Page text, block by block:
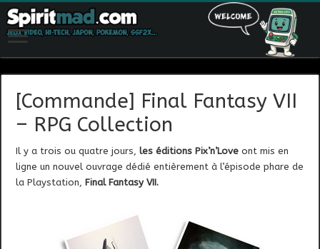
[Commande] Final Fantasy VII
– RPG Collection
Il y a trois ou quatre jours,les éditions Pix’n’Love ont mis en
ligne un nouvel ouvrage dédié entièrement à l’épisode phare de
la Playstation, Final Fantasy VII.